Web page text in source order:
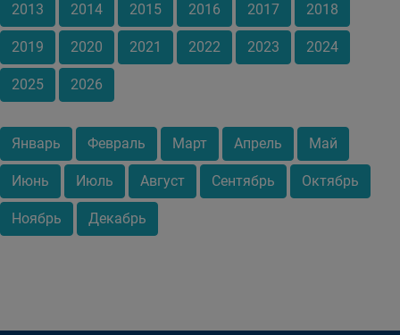
2013 2014 2015 2016 2017 2018
2019 2020 2021 2022 2023 2024
2025 2026
Январь Февраль Март Апрель Май
Июнь Июль Август Сентябрь Октябрь
Ноябрь Декабрь